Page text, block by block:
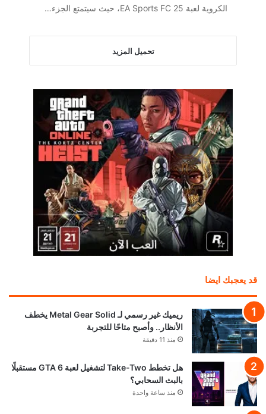
الكروية لعبة EA Sports FC 25، حيث سيتمتع الجزء…
تحميل المزيد
قد يعجبك ايضا
ريميك غير رسمي لـ Metal Gear Solid يخطف
الأنظار.. وأصبح متاحًا للتجربة
منذ 11 دقيقة
هل تخطط Take-Two لتشغيل لعبة GTA 6 مستقبلًا
بالبث السحابي؟
منذ ساعة واحدة